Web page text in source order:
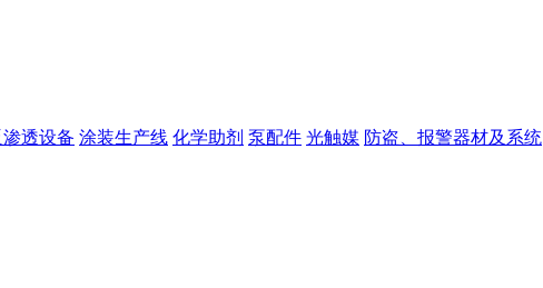
渗透设备 涂装生产线 化学助剂 泵配件 光触媒 防盗、报警器材及系统